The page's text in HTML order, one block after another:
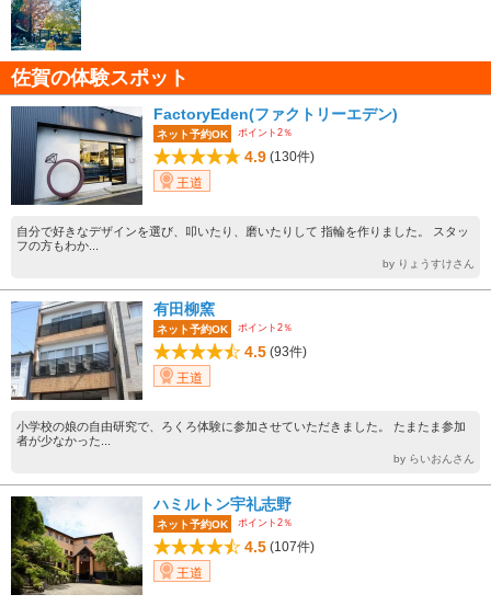
佐賀の体験スポット
FactoryEden(ファクトリーエデン)
ネット予約OK ポイント2％
4.9 (130件)
王道
自分で好きなデザインを選び、叩いたり、磨いたりして 指輪を作りました。 スタッ
フの方もわか...
by りょうすけさん
有田柳窯
ネット予約OK ポイント2％
4.5 (93件)
王道
小学校の娘の自由研究で、ろくろ体験に参加させていただきました。 たまたま参加
者が少なかった...
by らいおんさん
ハミルトン宇礼志野
ネット予約OK ポイント2％
4.5 (107件)
王道